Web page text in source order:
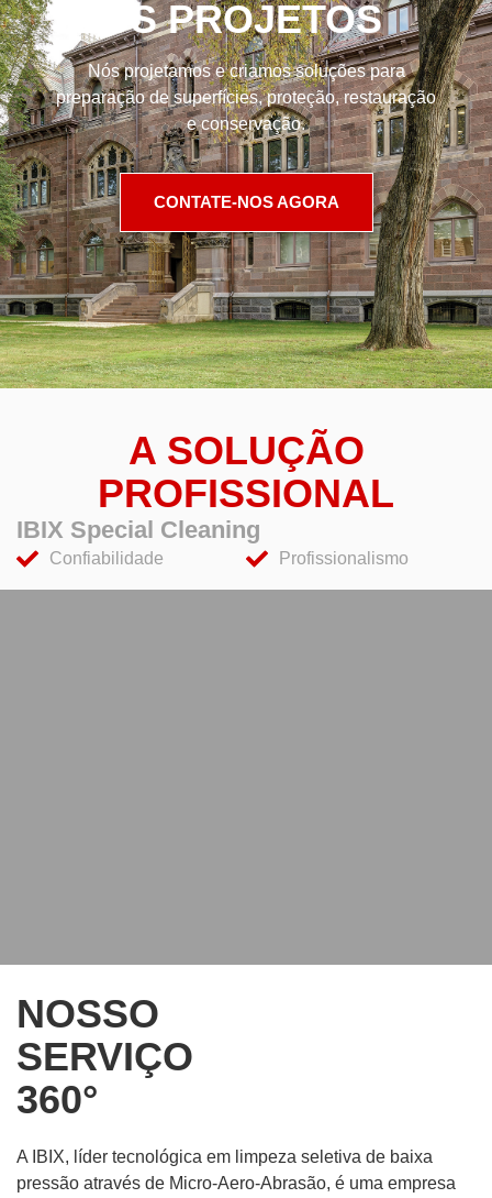
SEUS PROJETOS
Nós projetamos e criamos soluções para
preparação de superfícies, proteção, restauração
e conservação.
CONTATE-NOS AGORA
A SOLUÇÃO
PROFISSIONAL
IBIX Special Cleaning
Confiabilidade Profissionalismo
NOSSO
SERVIÇO
360°
A IBIX, líder tecnológica em limpeza seletiva de baixa
pressão através de Micro-Aero-Abrasão, é uma empresa